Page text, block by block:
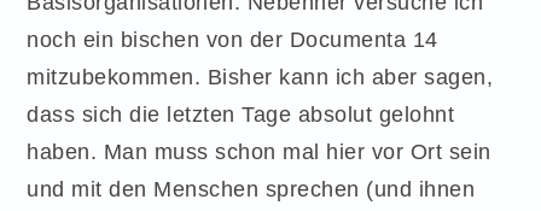
noch ein bischen von der Documenta 14
mitzubekommen. Bisher kann ich aber sagen,
dass sich die letzten Tage absolut gelohnt
haben. Man muss schon mal hier vor Ort sein
und mit den Menschen sprechen (und ihnen